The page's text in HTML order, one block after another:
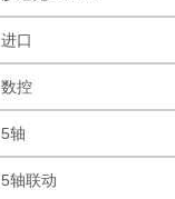
进口
数控
5轴
5轴联动